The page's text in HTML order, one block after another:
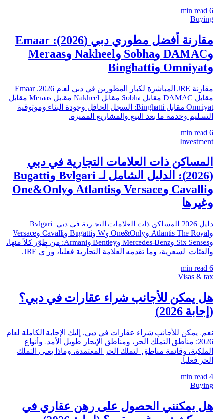
6
Buying
مقارنة أفضل مطوري دبي (2026): Emaar
وDAMAC وSobha وNakheel وMeraas
وOmniyat وBinghatti
مقارنة JRE المباشرة لكبار المطورين في دبي لعام 2026. Emaar
مقابل DAMAC مقابل Sobha مقابل Nakheel مقابل Meraas مقابل
Omniyat مقابل Binghatti: السجل الحافل وجودة البناء وموثوقية
التسليم وخدمة ما بعد البيع والمشاريع المميزة.
6
Investment
المساكن ذات العلامات التجارية في دبي
(2026): الدليل الشامل لـ Bvlgari وBugatti
وCavalli وVersace وAtlantis وOne&Only
وغيرها
دليل 2026 للمساكن ذات العلامات التجارية في دبي. Bvlgari
وAtlantis The Royal وOne&Only وW وBugatti وCavalli وVersace
وSix Senses وMercedes-Benz وBentley وArmani: من طوّر كلاً منها،
والفئات السعرية، وما تقدمه العلامة التجارية فعلياً، ورأي JRE.
6
Visas & tax
هل يمكن للأجانب شراء عقارات في دبي؟
(إجابة 2026)
نعم، يمكن للأجانب شراء عقارات في دبي. إليك الإجابة الكاملة لعام
2026: مناطق التملك الحر، ومناطق الإيجار طويل الأمد، وأنواع
الملكية، وقائمة مناطق التملك الحر المعتمدة، وماذا يعني التملك
الحر فعلياً.
4
Buying
هل يمكنني الحصول على رهن عقاري في